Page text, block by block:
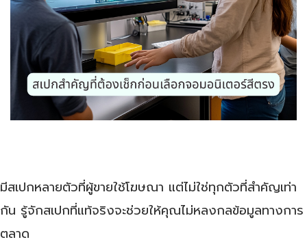
มีสเปกหลายตัวที่ผู้ขายใช้โฆษณา แต่ไม่ใช่ทุกตัวที่สำคัญเท่า
กัน รู้จักสเปกที่แท้จริงจะช่วยให้คุณไม่หลงกลข้อมูลทางการ
ตลาด